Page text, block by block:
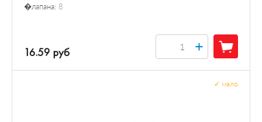
�лапана: 8
16.59 руб +
мало